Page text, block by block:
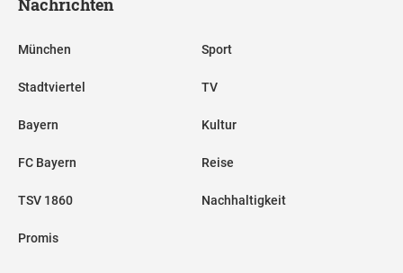
Nachrichten
München
Stadtviertel
Bayern
FC Bayern
TSV 1860
Promis
Sport
TV
Kultur
Reise
Nachhaltigkeit